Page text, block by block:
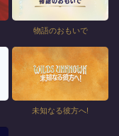
物語のおもいで
未知なる彼方へ!